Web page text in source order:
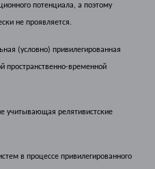
потенциала, а поэтому
не проявляется.
(условно) привилегированная
пространственно-временной
учитывающая релятивистские
в процессе привилегированного